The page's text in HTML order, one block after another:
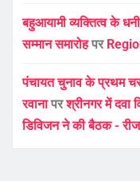
बहुआयामी व्यक्तित्व के
सम्मान समारोहपर
पंचायत चुनाव के प्रथम
रवानापरश्रीनगर में
डिविजन ने की बैठक -